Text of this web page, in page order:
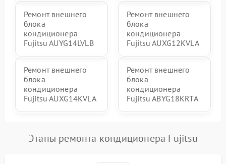
Ремонт внешнего
блока
кондиционера
Fujitsu AUYG14LVLB
Ремонт внешнего
блока
кондиционера
Fujitsu AUXG12KVLA
Ремонт внешнего
блока
кондиционера
Fujitsu AUXG14KVLA
Ремонт внешнего
блока
кондиционера
Fujitsu ABYG18KRTA
Этапы ремонта кондиционера Fujitsu